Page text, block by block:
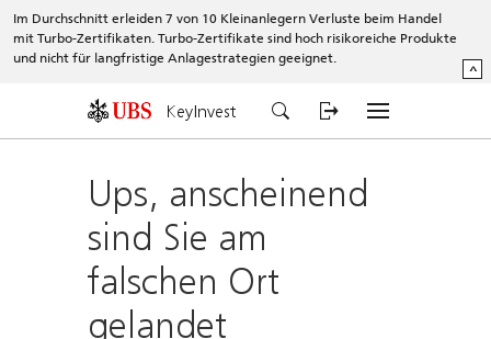
Im Durchschnitt erleiden 7 von 10 Kleinanlegern Verluste beim Handel
mit Turbo-Zertifikaten. Turbo-Zertifikate sind hoch risikoreiche Produkte
und nicht für langfristige Anlagestrategien geeignet.
^
KeyInvest
Ups, anscheinend
sind Sie am
falschen Ort
gelandet